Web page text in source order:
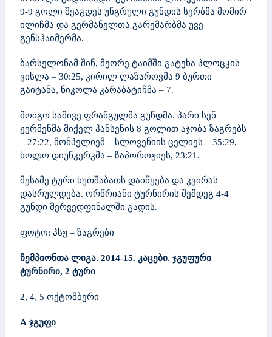
9-9 გოლი შეაგდეს უნგრული გუნდის სერბმა მომირ
ილიჩმა და გერმანელთა გარემარბმა უვე
გენსჰაიმერმა.
ბარსელონამ შინ, მეორე ტაიმში გატეხა პლოცკის
ვისლა – 30:25, კირილ ლაზაროვმა 9 ბურთი
გაიტანა, ნიკოლა კარაბატიჩმა – 7.
მოიგო სამივე ფრანგულმა გუნდმა. პარი სენ
ჟერმენმა მიქელ ჰანსენის 8 გოლით აჯობა ზაგრებს
– 27:22, მონპელიემ – სლოვენიის ცელიეს – 35:29,
ხოლო დიუნკერკმა – ზაპოროჟიეს, 23:21.
მესამე ტური ხუთშაბათს დაიწყება და კვირას
დასრულდება. ორწრიანი ტურნირის შემდეგ 4-4
გუნდი მერვედფინალში გადის.
ფოტო: პსჟ – ზაგრები
ჩემპიონთა ლიგა. 2014-15. კაცები. ჯგუფური
ტურნირი, 2 ტური
2, 4, 5 ოქტომბერი
A ჯგუფი